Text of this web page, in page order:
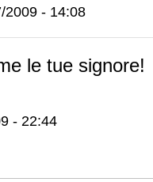
2009 - 14:08
le tue signore!
- 22:44